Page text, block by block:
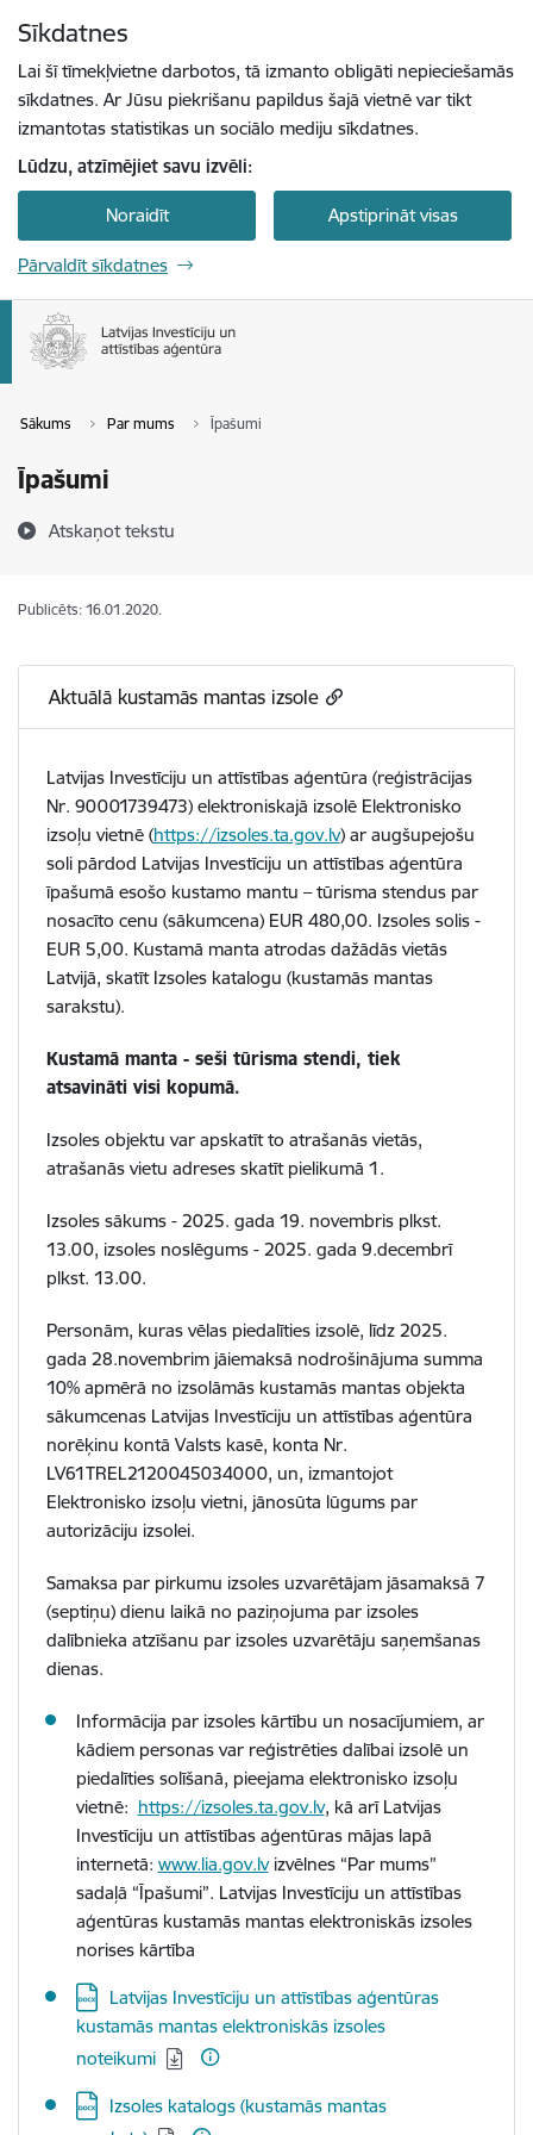
Sīkdatnes
Lai šī tīmekļvietne darbotos, tā izmanto obligāti nepieciešamās
sīkdatnes. Ar Jūsu piekrišanu papildus šajā vietnē var tikt
izmantotas statistikas un sociālo mediju sīkdatnes.
Lūdzu, atzīmējiet savu izvēli:
Noraidīt Apstiprināt visas
Pārvaldīt sīkdatnes
Sākums Par mums Īpašumi
Īpašumi
Atskaņot tekstu
Publicēts: 16.01.2020.
Aktuālā kustamās mantas izsole
Latvijas Investīciju un attīstības aģentūra (reģistrācijas
Nr. 90001739473) elektroniskajā izsolē Elektronisko
izsoļu vietnē (https://izsoles.ta.gov.lv) ar augšupejošu
soli pārdod Latvijas Investīciju un attīstības aģentūra
īpašumā esošo kustamo mantu – tūrisma stendus par
nosacīto cenu (sākumcena) EUR 480,00. Izsoles solis -
EUR 5,00. Kustamā manta atrodas dažādās vietās
Latvijā, skatīt Izsoles katalogu (kustamās mantas
sarakstu).
Kustamā manta - seši tūrisma stendi, tiek
atsavināti visi kopumā.
Izsoles objektu var apskatīt to atrašanās vietās,
atrašanās vietu adreses skatīt pielikumā 1.
Izsoles sākums - 2025. gada 19. novembris plkst.
13.00, izsoles noslēgums - 2025. gada 9.decembrī
plkst. 13.00.
Personām, kuras vēlas piedalīties izsolē, līdz 2025.
gada 28.novembrim jāiemaksā nodrošinājuma summa
10% apmērā no izsolāmās kustamās mantas objekta
sākumcenas Latvijas Investīciju un attīstības aģentūra
norēķinu kontā Valsts kasē, konta Nr.
LV61TREL2120045034000, un, izmantojot
Elektronisko izsoļu vietni, jānosūta lūgums par
autorizāciju izsolei.
Samaksa par pirkumu izsoles uzvarētājam jāsamaksā 7
(septiņu) dienu laikā no paziņojuma par izsoles
dalībnieka atzīšanu par izsoles uzvarētāju saņemšanas
dienas.
Informācija par izsoles kārtību un nosacījumiem, ar
kādiem personas var reģistrēties dalībai izsolē un
piedalīties solīšanā, pieejama elektronisko izsoļu
vietnē: https://izsoles.ta.gov.lv, kā arī Latvijas
Investīciju un attīstības aģentūras mājas lapā
internetā: www.lia.gov.lvizvēlnes “Par mums”
sadaļā “Īpašumi”. Latvijas Investīciju un attīstības
aģentūras kustamās mantas elektroniskās izsoles
norises kārtība
Lejupielādēt:
Latvijas Investīciju un attīstības aģentūras
kustamās mantas elektroniskās izsoles
noteikumi
Lejupielādēt:
Izsoles katalogs (kustamās mantas